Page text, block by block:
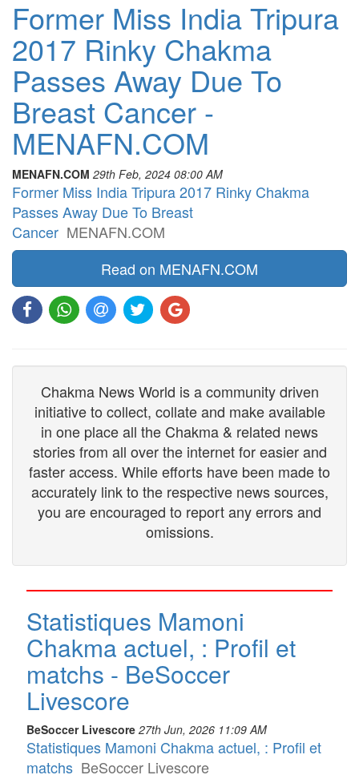
Former Miss India Tripura
2017 Rinky Chakma
Passes Away Due To
Breast Cancer -
MENAFN.COM
MENAFN.COM 29th Feb, 2024 08:00 AM
Former Miss India Tripura 2017 Rinky Chakma
Passes Away Due To Breast
Cancer MENAFN.COM
Read on MENAFN.COM
Chakma News World is a community driven
initiative to collect, collate and make available
in one place all the Chakma & related news
stories from all over the internet for easier and
faster access. While efforts have been made to
accurately link to the respective news sources,
you are encouraged to report any errors and
omissions.
Statistiques Mamoni
Chakma actuel, : Profil et
matchs - BeSoccer
Livescore
BeSoccer Livescore 27th Jun, 2026 11:09 AM
Statistiques Mamoni Chakma actuel, : Profil et
matchs BeSoccer Livescore